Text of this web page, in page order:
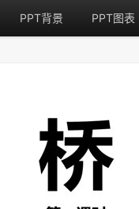
PPT背景 PPT图表